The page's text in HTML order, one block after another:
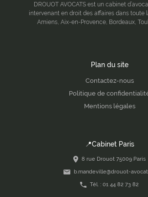
DROUOT AVOCATS est un cabinet
intervenant en droit des affaires dans toute
Amiens, Aix-en-Provence, Bordeaux,
Plan du site
Contactez-nous
Politique de
Mentions légales
📍Cabinet Paris
8 rue Drouot 75009 Paris
b.mandeville@drouot-
Tél. : 01 44 82 73 82